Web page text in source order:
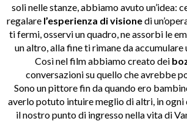
soli nelle stanze, abbiamo avuto un’idea:
regalare l’esperienza di visionedi
ti fermi, osservi un quadro, ne assorbi le
un altro, alla fine ti rimane da accumulare
Così nel film abbiamo creato dei
conversazioni su quello che avrebbe
Sono un pittore fin da quando ero
averlo potuto intuire meglio di altri, in ogni
il nostro punto di ingresso nella vita di